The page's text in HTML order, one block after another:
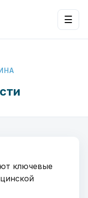
☰
ключевые